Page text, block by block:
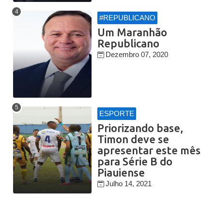
#REPUBLICANO
Um Maranhão
Republicano
Dezembro 07, 2020
ESPORTE
Priorizando base,
Timon deve se
apresentar este mês
para Série B do
Piauiense
Julho 14, 2021